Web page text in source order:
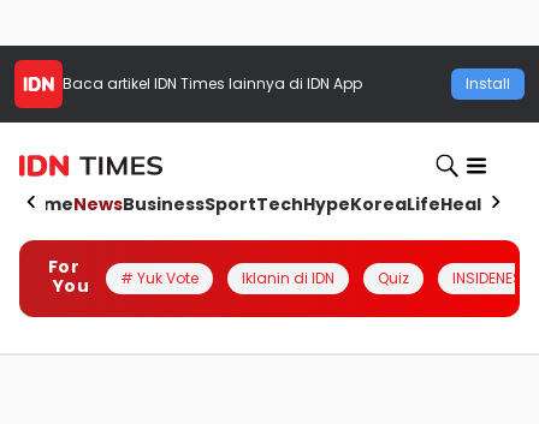
Baca artikel IDN Times lainnya di IDN App Install
HomeNewsBusinessSportTechHypeKoreaLifeHealth
For
You
# Yuk Vote Iklanin di IDN Quiz INSIDENESIA